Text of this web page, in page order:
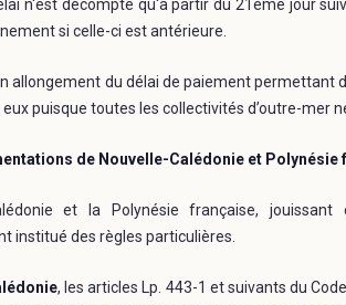
n'est décompté qu'à partir du 21ème jour
si celle-ci est antérieure.
allongement du délai de paiement
puisque toutes les collectivités d’outre-mer
de Nouvelle-Calédonie et Polynésie
et la Polynésie française,
institué des règles particulières.
, les articles Lp. 443-1 et suivants du